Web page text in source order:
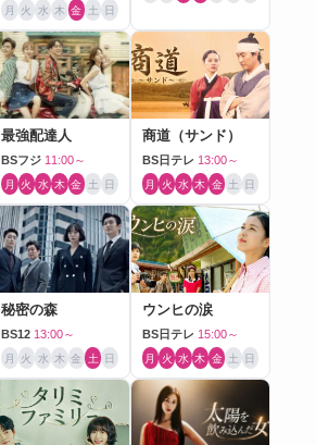
月 火 水 木 金 土 日
最強配達人
BSフジ 11:00～
月 火 水 木 金 土 日
商道（サンド）
BS日テレ 13:00～
月 火 水 木 金 土 日
秘密の森
BS12 13:00～
月 火 水 木 金 土 日
ウンヒの涙
BS日テレ 15:00～
月 火 水 木 金 土 日